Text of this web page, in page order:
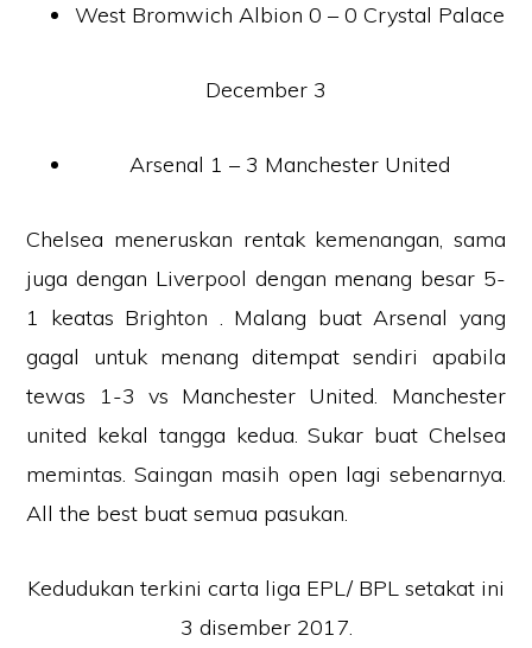
West Bromwich Albion 0 – 0 Crystal Palace
December 3
Arsenal 1 – 3 Manchester United
Chelsea meneruskan rentak kemenangan, sama
juga dengan Liverpool dengan menang besar 5-
1 keatas Brighton . Malang buat Arsenal yang
gagal untuk menang ditempat sendiri apabila
tewas 1-3 vs Manchester United. Manchester
united kekal tangga kedua. Sukar buat Chelsea
memintas. Saingan masih open lagi sebenarnya.
All the best buat semua pasukan.
Kedudukan terkini carta liga EPL/ BPL setakat ini
3 disember 2017.